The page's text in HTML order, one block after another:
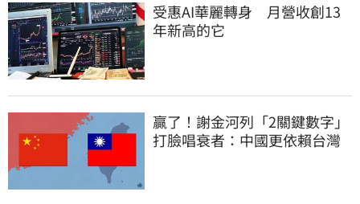
受惠AI華麗轉身 月營收創13
年新高的它
贏了！謝金河列「2關鍵數字」
打臉唱衰者：中國更依賴台灣